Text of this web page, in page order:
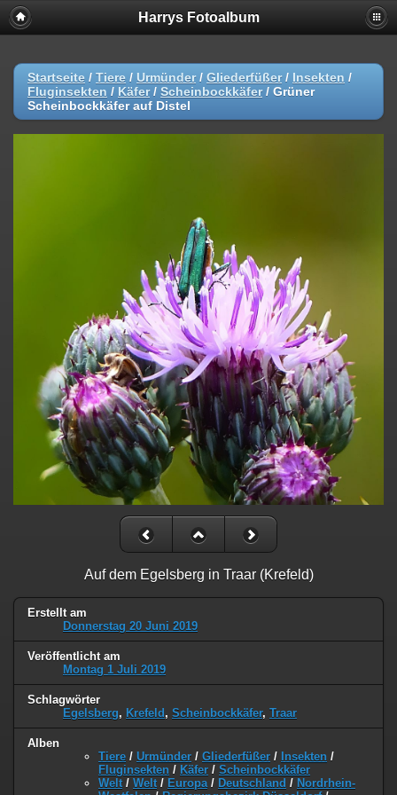
Harrys Fotoalbum
Startseite / Tiere / Urmünder/ Gliederfüßer/ Insekten /
Fluginsekten / Käfer/ Scheinbockkäfer/ Grüner
Scheinbockkäfer auf Distel
Auf dem Egelsberg in Traar (Krefeld)
Erstellt am
Donnerstag 20 Juni 2019
Veröffentlicht am
Montag 1 Juli 2019
Schlagwörter
Egelsberg, Krefeld , Scheinbockkäfer, Traar
Alben
Tiere / Urmünder / Gliederfüßer / Insekten /
Fluginsekten / Käfer / Scheinbockkäfer
Welt / Welt / Europa / Deutschland / Nordrhein-